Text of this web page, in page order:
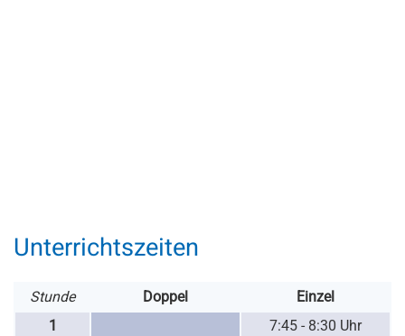
Unterrichtszeiten
Stunde Doppel
Einzel
1
7:45 - 8:30 Uhr